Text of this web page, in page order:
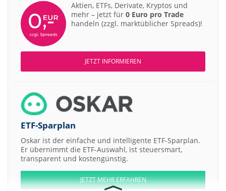
Aktien, ETFs, Derivate, Kryptos und
mehr – jetzt für 0 Euro pro Trade
handeln (zzgl. marktüblicher Spreads)!
JETZT INFORMIEREN
ETF-Sparplan
Oskar ist der einfache und intelligente ETF-Sparplan.
Er übernimmt die ETF-Auswahl, ist steuersmart,
transparent und kostengünstig.
JETZT MEHR ERFAHREN